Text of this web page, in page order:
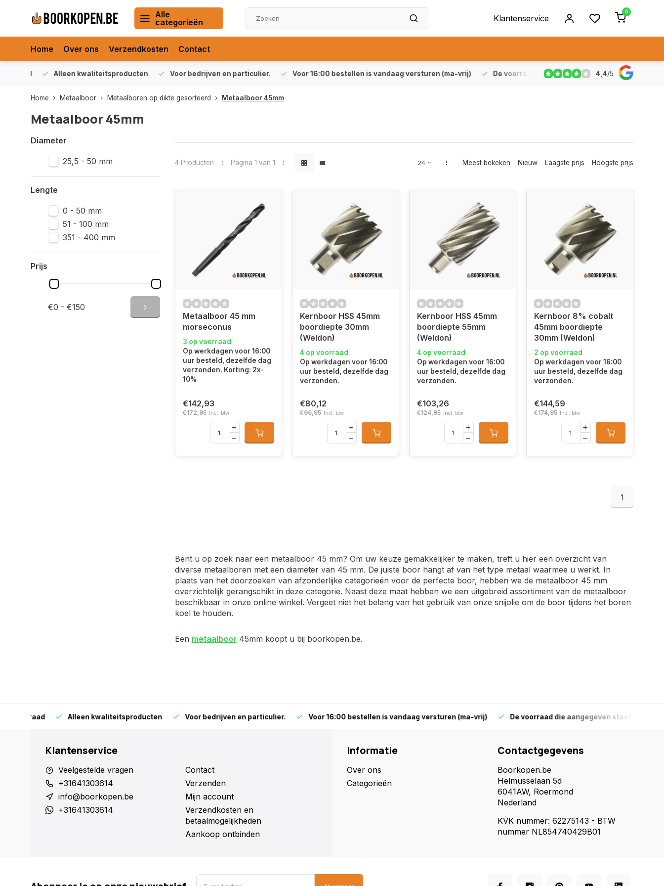
Alle
categorieën
Klantenservice
0
Home Over ons Verzendkosten Contact
Alleen kwaliteitsproducten Voor bedrijven en particulier. Voor 16:00 bestellen is vandaag versturen (ma-vrij) De voorraad die aangegeven staat is ook echt op
4,4/5
Home Metaalboor Metaalboren op dikte gesorteerd Metaalboor 45mm
Metaalboor 45mm
Diameter
25,5 - 50 mm
Lengte
0 - 50 mm
51 - 100 mm
351 - 400 mm
Prijs
€0 - €150
4 Producten Pagina 1 van 1 Meest bekeken Nieuw Laagste prijs Hoogste prijs
Metaalboor 45 mm
morseconus
3 op voorraad
Op werkdagen voor 16:00
uur besteld, dezelfde dag
verzonden. Korting: 2x-
10%
€142,93
€172,95 Incl. btw
Kernboor HSS 45mm
boordiepte 30mm
(Weldon)
4 op voorraad
Op werkdagen voor 16:00
uur besteld, dezelfde dag
verzonden.
€80,12
€96,95 Incl. btw
Kernboor HSS 45mm
boordiepte 55mm
(Weldon)
4 op voorraad
Op werkdagen voor 16:00
uur besteld, dezelfde dag
verzonden.
€103,26
€124,95 Incl. btw
Kernboor 8% cobalt
45mm boordiepte
30mm (Weldon)
2 op voorraad
Op werkdagen voor 16:00
uur besteld, dezelfde dag
verzonden.
€144,59
€174,95 Incl. btw
1
Bent u op zoek naar een metaalboor 45 mm? Om uw keuze gemakkelijker te maken, treft u hier een overzicht van
diverse metaalboren met een diameter van 45 mm. De juiste boor hangt af van het type metaal waarmee u werkt. In
plaats van het doorzoeken van afzonderlijke categorieën voor de perfecte boor, hebben we de metaalboor 45 mm
overzichtelijk gerangschikt in deze categorie. Naast deze maat hebben we een uitgebreid assortiment van de metaalboor
beschikbaar in onze online winkel. Vergeet niet het belang van het gebruik van onze snijolie om de boor tijdens het boren
koel te houden.
Een metaalboor 45mm koopt u bij boorkopen.be.
Alleen kwaliteitsproducten Voor bedrijven en particulier. Voor 16:00 bestellen is vandaag versturen (ma-vrij) De voorraad die aangegeven staat is ook echt op
Klantenservice
Veelgestelde vragen
+31641303614
info@boorkopen.be
+31641303614
Contact
Verzenden
Mijn account
Verzendkosten en
betaalmogelijkheden
Aankoop ontbinden
Informatie
Over ons
Categorieën
Contactgegevens
Boorkopen.be
Helmusselaan 5d
6041AW, Roermond
Nederland
KVK nummer: 62275143 - BTW
nummer NL854740429B01